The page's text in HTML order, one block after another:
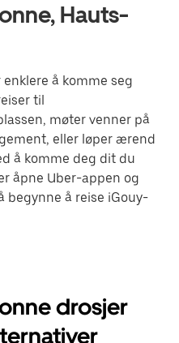
Hauts-
å komme seg
til
møter venner på
eller løper ærend
å komme deg dit du
åpne Uber-appen og
begynne å reise iGouy-
drosjer